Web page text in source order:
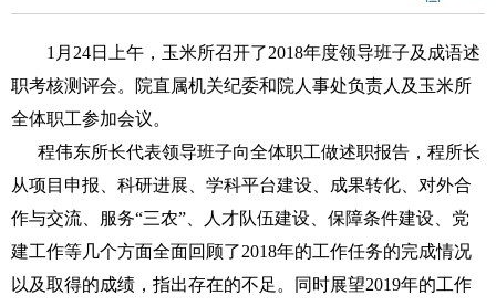
1月24日上午，玉米所召开了2018年度领导班子及成语述
职考核测评会。院直属机关纪委和院人事处负责人及玉米所
全体职工参加会议。
程伟东所长代表领导班子向全体职工做述职报告，程所长
从项目申报、科研进展、学科平台建设、成果转化、对外合
作与交流、服务“三农”、人才队伍建设、保障条件建设、党
建工作等几个方面全面回顾了2018年的工作任务的完成情况
以及取得的成绩，指出存在的不足。同时展望2019年的工作